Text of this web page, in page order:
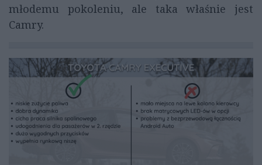
młodemu pokoleniu, ale taka właśnie jest
Camry.